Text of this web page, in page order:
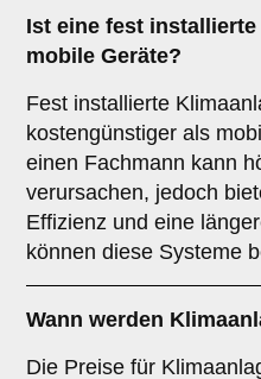
Ist eine fest
mobile Geräte?
Fest installierte
kostengünstiger als
einen Fachmann kann
verursachen, jedoch
Effizienz und eine
können diese Systeme
Wann werden
Die Preise für